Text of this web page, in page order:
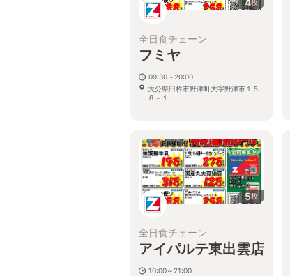
枚
全日食チェーン
フミヤ
09:30～20:00
大分県臼杵市野津町大字野津市１５
８－１
5枚
全日食チェーン
アイパルテ東出雲店
10:00～21:00